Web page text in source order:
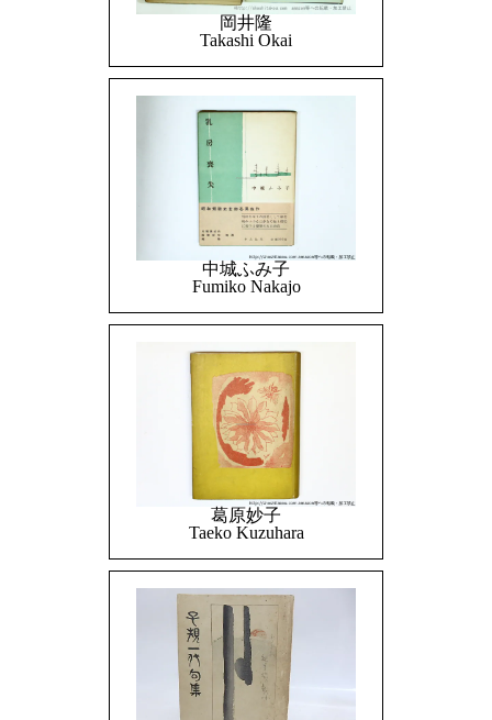
岡井隆
Takashi Okai
中城ふみ子
Fumiko Nakajo
葛原妙子
Taeko Kuzuhara